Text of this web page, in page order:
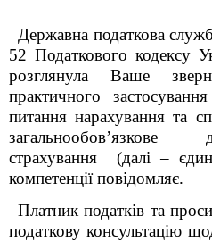
Державна податкова
52 Податкового кодексу
розглянула Ваше
практичного
питання нарахування та
страхування (далі –
компетенції повідомляє.
Платник податків та
податкову консультацію